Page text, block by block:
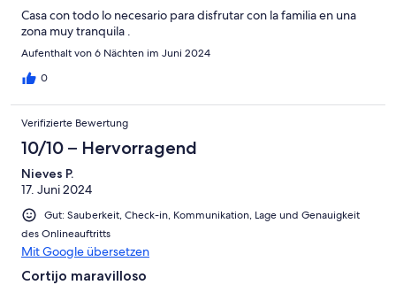
Casa con todo lo necesario para disfrutar con la familia en una
zona muy tranquila .
Aufenthalt von 6 Nächten im Juni 2024
0
Verifizierte Bewertung
10/10 – Hervorragend
Nieves P.
17. Juni 2024
Gut: Sauberkeit, Check-in, Kommunikation, Lage und Genauigkeit
des Onlineauftritts
Mit Google übersetzen
Cortijo maravilloso